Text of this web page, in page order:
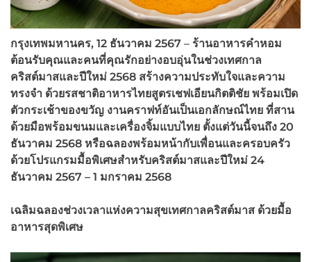
กรุงเทพมหานคร, 12 ธันวาคม 2567 – ร้านอาหารคำหอม
ต้อนรับคุณและคนที่คุณรักอย่างอบอุ่นในช่วงเทศกาล
คริสต์มาสและปีใหม่ 2568 สร้างความประทับใจและความ
ทรงจำ ด้วยรสชาติอาหารไทยสูตรเชฟเอียนกิตติชัย พร้อมเปิด
ตัวกระเช้าของขวัญ งานคราฟท์อันเป็นเอกลักษณ์ไทย ที่สาน
ด้วยมือพร้อมขนมและเครื่องจิ้มแบบไทย ตั้งแต่วันนี้จนถึง 20
ธันวาคม 2568 หรือฉลองพร้อมหน้ากับเพื่อนและครอบครัว
ด้วยโปรแกรมมื้อพิเศษสำหรับคริสต์มาสและปีใหม่ 24
ธันวาคม 2567 – 1 มกราคม 2568
เฉลิมฉลองช่วงเวลาแห่งความสุขเทศกาลคริสต์มาส ด้วยมื้อ
อาหารสุดพิเศษ